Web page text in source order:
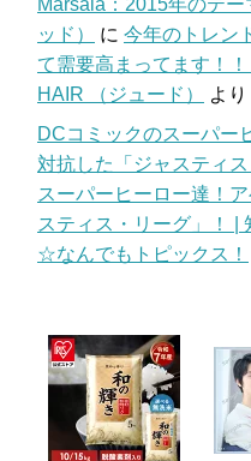
ッド）
に 今年のトレン
て需要高まってます！
HAIR （ジュード）
より
DCコミックのスーパー
対抗した「ジャスティス
スーパーヒーロー達！
スティス・リーグ」！
☆なんでもトピックス！